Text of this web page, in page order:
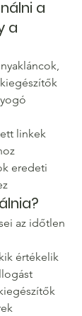
a
a
linkek
eredeti
az időtlen
értékelik